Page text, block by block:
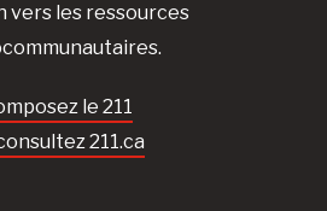
vers les ressources
le 211
211.ca